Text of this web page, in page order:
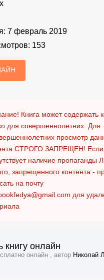
7 февраль 2019
153
Книга может содержать
для совершеннолетних. Для
просмотр
СТРОГО ЗАПРЕЩЕН!
наличие пропаганды
запрещенного контента -
на почту
для
книгу онлайн
онлайн , автор Николай